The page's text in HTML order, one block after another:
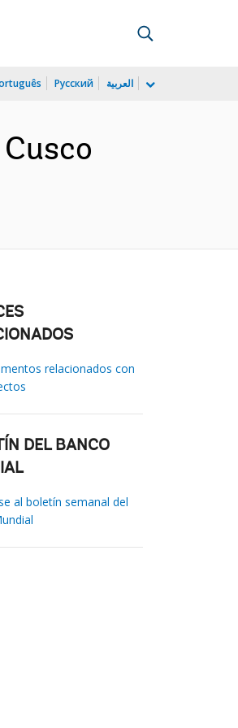
Русский العربية
relacionados con
DEL BANCO
al boletín semanal del